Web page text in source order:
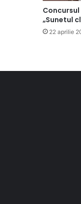
„Sunetul
22 aprilie